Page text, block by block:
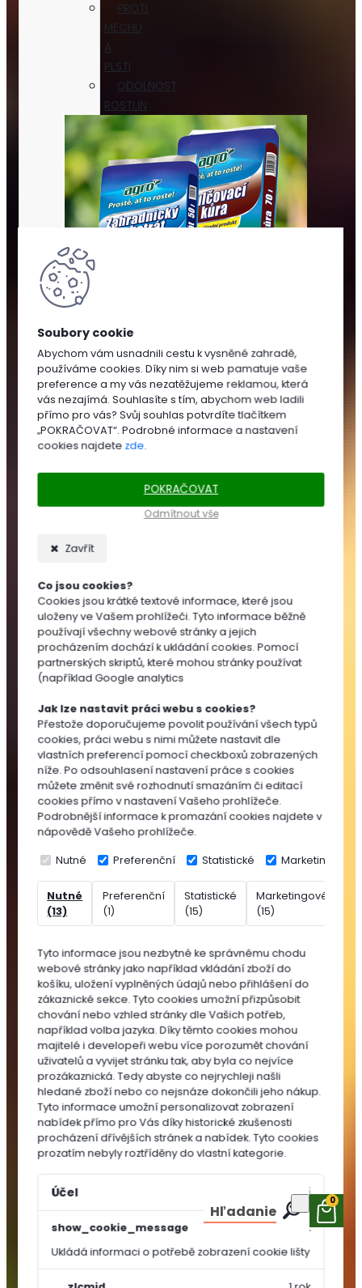
Abychom vám usnadnili cestu k vysněné zahradě,
používáme cookies. Díky nim si web pamatuje vaše
preference a my vás nezatěžujeme reklamou, která
vás nezajímá. Souhlasíte s tím, abychom web ladili
přímo pro vás? Svůj souhlas potvrdíte tlačítkem
„POKRAČOVAT“. Podrobné informace a nastavení
cookies najdete zde.
Odmítnout vše
POKRAČOVAT
Zavřít
Co jsou cookies?
Cookies jsou krátké textové informace, které jsou
uloženy ve Vašem prohlížeči. Tyto informace běžně
používají všechny webové stránky a jejich
procházením dochází k ukládání cookies. Pomocí
partnerských skriptů, které mohou stránky používat
(například Google analytics
Jak lze nastavit práci webu s cookies?
Přestože doporučujeme povolit používání všech typů
cookies, práci webu s nimi můžete nastavit dle
vlastních preferencí pomocí checkboxů zobrazených
níže. Po odsouhlasení nastavení práce s cookies
můžete změnit své rozhodnutí smazáním či editací
cookies přímo v nastavení Vašeho prohlížeče.
Podrobnější informace k promazání cookies najdete v
nápovědě Vašeho prohlížeče.
Nutné Preferenční Statistické Marketingové
Nutné
(13)
Preferenční
(1)
Statistické
(15)
Marketingové
(15)
Tyto informace jsou nezbytné ke správnému chodu
webové stránky jako například vkládání zboží do
košíku, uložení vyplněných údajů nebo přihlášení do
zákaznické sekce. Tyto cookies umožní přizpůsobit
chování nebo vzhled stránky dle Vašich potřeb,
například volba jazyka. Díky těmto cookies mohou
majitelé i developeři webu více porozumět chování
uživatelů a vyvijet stránku tak, aby byla co nejvíce
prozákaznická. Tedy abyste co nejrychleji našli
hledané zboží nebo co nejsnáze dokončili jeho nákup.
Tyto informace umožní personalizovat zobrazení
nabídek přímo pro Vás díky historické zkušenosti
procházení dřívějších stránek a nabídek. Tyto cookies
prozatím nebyly roztříděny do vlastní kategorie.
Účel Vypršení
show_cookie_message
Ukládá informaci o potřebě zobrazení cookie lišty
1 rok
PROTI
MECHU
A
PLSTI
ODOLNOST
ROSTLIN
SUBSTRÁTY
MULČOVÁNÍ
SUBSTRÁTY
Zahradnické
substráty
výsev
a
množení
Substráty
pro
pokojovky
Substráty
pro
balkónovky
Substráty
pro
okrasné
dřeviny
Speciální
substráty
Rašelina
Přísady
substrátů
MULČOVACÍ
KŮRA
SEMÍNKA
Hľadanie
0